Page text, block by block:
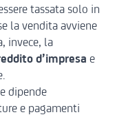
tassata solo in
la vendita avviene
invece, la
d’impresa e
dipende
e pagamenti